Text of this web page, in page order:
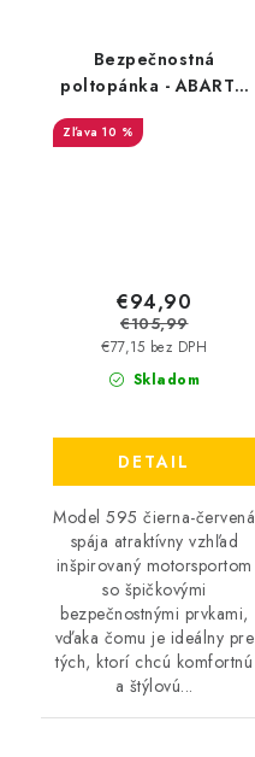
Bezpečnostná
poltopánka - ABARTH
595 S1 - čierna-červená
AB0001BKRD
10 %
Skladom
€77,15 bez DPH
€94,90
€105,99
DETAIL
Model 595 čierna-červená
spája atraktívny vzhľad
inšpirovaný motorsportom
so špičkovými
bezpečnostnými prvkami,
vďaka čomu je ideálny pre
tých, ktorí chcú komfortnú
a štýlovú...